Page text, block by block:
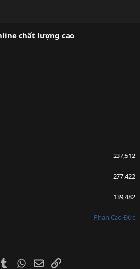
chất lượng cao
237,512
277,422
139,482
Phan Cao Đức
TumblrWhatsApp
EmailLink